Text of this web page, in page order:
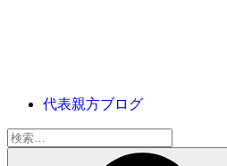
代表親方ブログ
検
索: